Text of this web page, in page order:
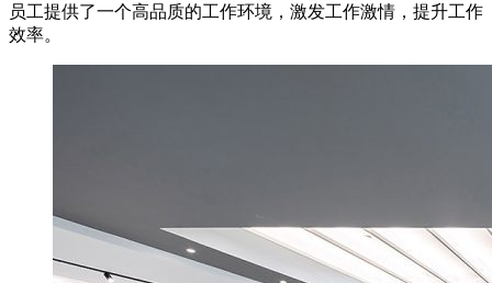
员工提供了一个高品质的工作环境，激发工作激情，提升工作
效率。